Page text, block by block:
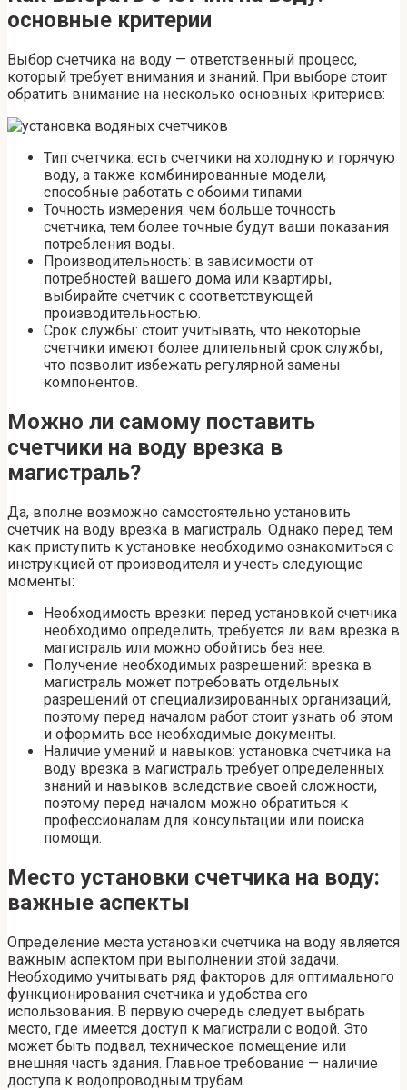
основные критерии
Выбор счетчика на воду — ответственный процесс,
который требует внимания и знаний. При выборе стоит
обратить внимание на несколько основных критериев:
Тип счетчика: есть счетчики на холодную и горячую
воду, а также комбинированные модели,
способные работать с обоими типами.
Точность измерения: чем больше точность
счетчика, тем более точные будут ваши показания
потребления воды.
Производительность: в зависимости от
потребностей вашего дома или квартиры,
выбирайте счетчик с соответствующей
производительностью.
Срок службы: стоит учитывать, что некоторые
счетчики имеют более длительный срок службы,
что позволит избежать регулярной замены
компонентов.
Можно ли самому поставить
счетчики на воду врезка в
магистраль?
Да, вполне возможно самостоятельно установить
счетчик на воду врезка в магистраль. Однако перед тем
как приступить к установке необходимо ознакомиться с
инструкцией от производителя и учесть следующие
моменты:
Необходимость врезки: перед установкой счетчика
необходимо определить, требуется ли вам врезка в
магистраль или можно обойтись без нее.
Получение необходимых разрешений: врезка в
магистраль может потребовать отдельных
разрешений от специализированных организаций,
поэтому перед началом работ стоит узнать об этом
и оформить все необходимые документы.
Наличие умений и навыков: установка счетчика на
воду врезка в магистраль требует определенных
знаний и навыков вследствие своей сложности,
поэтому перед началом можно обратиться к
профессионалам для консультации или поиска
помощи.
Место установки счетчика на воду:
важные аспекты
Определение места установки счетчика на воду является
важным аспектом при выполнении этой задачи.
Необходимо учитывать ряд факторов для оптимального
функционирования счетчика и удобства его
использования. В первую очередь следует выбрать
место, где имеется доступ к магистрали с водой. Это
может быть подвал, техническое помещение или
внешняя часть здания. Главное требование — наличие
доступа к водопроводным трубам.